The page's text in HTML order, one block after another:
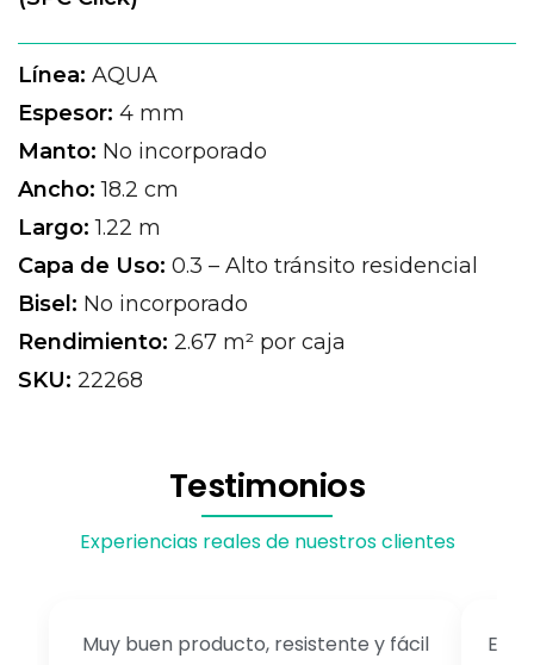
Línea: AQUA
Espesor: 4 mm
Manto: No incorporado
Ancho: 18.2 cm
Largo: 1.22 m
Capa de Uso: 0.3 – Alto tránsito residencial
Bisel: No incorporado
Rendimiento: 2.67 m² por caja
SKU: 22268
Testimonios
Experiencias reales de nuestros clientes
Muy buen producto, resistente y fácil
El